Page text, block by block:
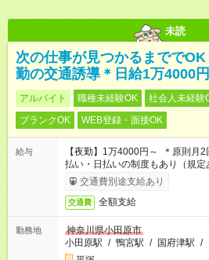
未読
次の仕事が見つかるまでで
勤の交通誘導＊日給1万4000
アルバイト 職種未経験OK 社会人未経験
ブランクOK
WEB登録・面接OK
給与
【夜勤】1万4000円～ ＊原則月
払い・日払いの制度もあり（規
交通費別途支給あり
交通費 全額支給
勤務地
神奈川県小田原市
小田原駅 / 鴨宮駅 / 国府津駅 /